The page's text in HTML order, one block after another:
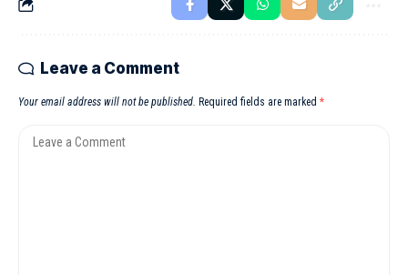
Leave a Comment
Your email address will not be published. Required fields are marked *